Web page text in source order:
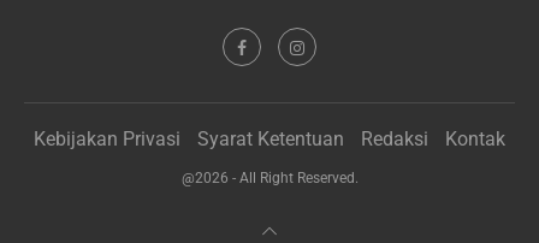
Kebijakan Privasi Syarat Ketentuan Redaksi Kontak
@2026 - All Right Reserved.